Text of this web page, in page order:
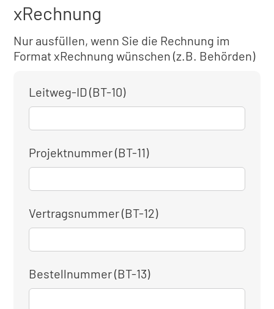
xRechnung
Nur ausfüllen, wenn Sie die Rechnung im
Format xRechnung wünschen (z.B. Behörden)
Leitweg-ID (BT-10)
Projektnummer (BT-11)
Vertragsnummer (BT-12)
Bestellnummer (BT-13)